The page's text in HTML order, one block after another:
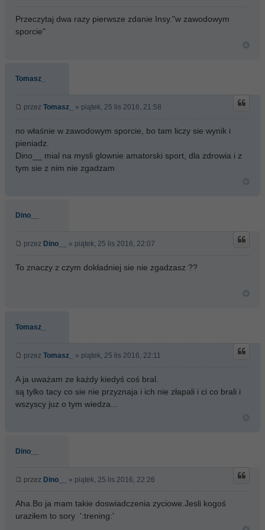
Przeczytaj dwa razy pierwsze zdanie Insy."w zawodowym
sporcie"
Tomasz_
przez Tomasz_ » piątek, 25 lis 2016, 21:58
no właśnie w zawodowym sporcie, bo tam liczy sie wynik i
pieniadz.
Dino__ mial na mysli glownie amatorski sport, dla zdrowia i z
tym sie z nim nie zgadzam
Dino__
przez Dino__ » piątek, 25 lis 2016, 22:07
To znaczy z czym dokładniej sie nie zgadzasz ??
Tomasz_
przez Tomasz_ » piątek, 25 lis 2016, 22:11
A ja uważam ze każdy kiedyś coś bral.
są tylko tacy co sie nie przyznaja i ich nie złapali i ci co brali i
wszyscy juz o tym wiedza...
Dino__
przez Dino__ » piątek, 25 lis 2016, 22:26
Aha.Bo ja mam takie doswiadczenia zyciowe.Jesli kogoś
uraziłem to sory ':trening:'